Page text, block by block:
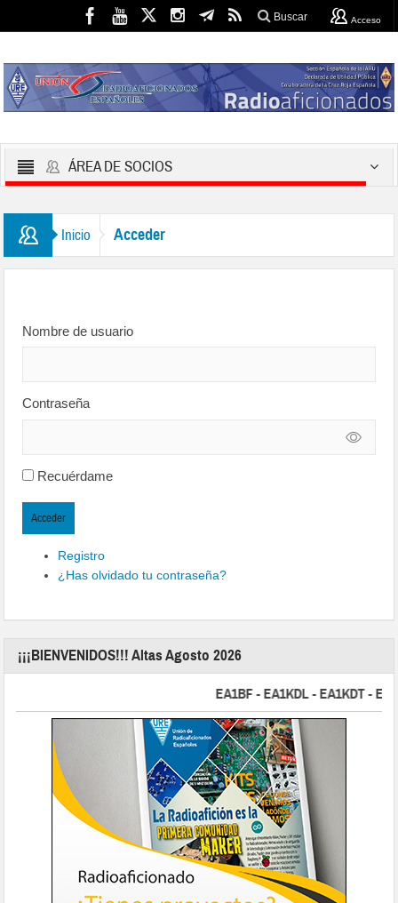
Buscar Acceso
ÁREA DE SOCIOS
Inicio Acceder
Nombre de usuario
Contraseña
Recuérdame
Acceder
Registro
¿Has olvidado tu contraseña?
¡¡¡BIENVENIDOS!!! Altas Agosto 2026
EA1BF - EA1KDL - EA1KDT -